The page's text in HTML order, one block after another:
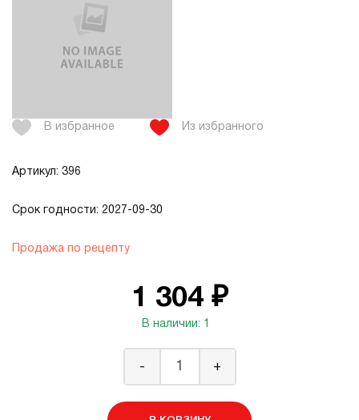
В избранное Из избранного
Артикул: 396
Срок годности: 2027-09-30
Продажа по рецепту
1 304 ₽
В наличии: 1
- +